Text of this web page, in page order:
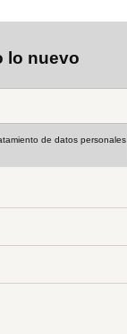
lo nuevo
de datos personales